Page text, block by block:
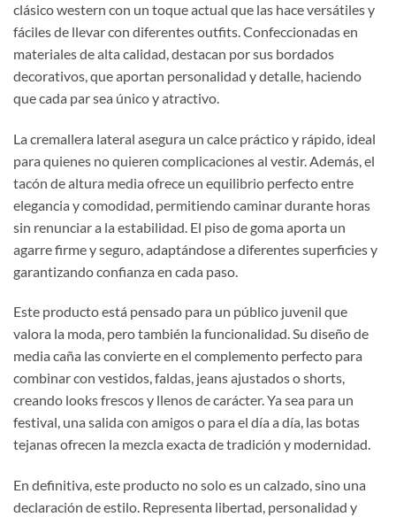
clásico western con un toque actual que las hace versátiles y
fáciles de llevar con diferentes outfits. Confeccionadas en
materiales de alta calidad, destacan por sus bordados
decorativos, que aportan personalidad y detalle, haciendo
que cada par sea único y atractivo.
La cremallera lateral asegura un calce práctico y rápido, ideal
para quienes no quieren complicaciones al vestir. Además, el
tacón de altura media ofrece un equilibrio perfecto entre
elegancia y comodidad, permitiendo caminar durante horas
sin renunciar a la estabilidad. El piso de goma aporta un
agarre firme y seguro, adaptándose a diferentes superficies y
garantizando confianza en cada paso.
Este producto está pensado para un público juvenil que
valora la moda, pero también la funcionalidad. Su diseño de
media caña las convierte en el complemento perfecto para
combinar con vestidos, faldas, jeans ajustados o shorts,
creando looks frescos y llenos de carácter. Ya sea para un
festival, una salida con amigos o para el día a día, las botas
tejanas ofrecen la mezcla exacta de tradición y modernidad.
En definitiva, este producto no solo es un calzado, sino una
declaración de estilo. Representa libertad, personalidad y